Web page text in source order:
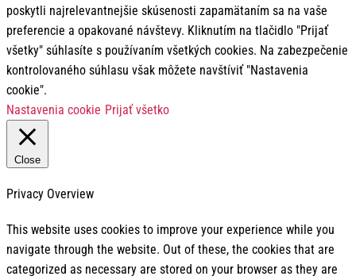
poskytli najrelevantnejšie skúsenosti zapamätaním sa na vaše
preferencie a opakované návštevy. Kliknutím na tlačidlo "Prijať
všetky" súhlasíte s používaním všetkých cookies. Na zabezpečenie
kontrolovaného súhlasu však môžete navštíviť "Nastavenia
cookie".
Nastavenia cookie Prijať všetko
Close
Privacy Overview
This website uses cookies to improve your experience while you
navigate through the website. Out of these, the cookies that are
categorized as necessary are stored on your browser as they are